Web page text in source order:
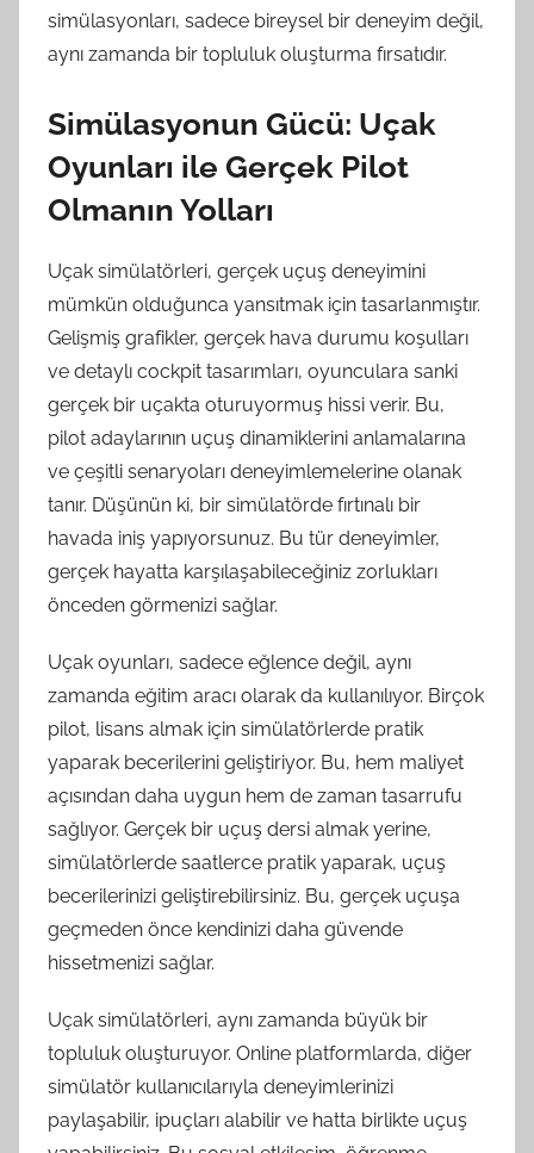
simülasyonları, sadece bireysel bir deneyim değil,
aynı zamanda bir topluluk oluşturma fırsatıdır.
Simülasyonun Gücü: Uçak
Oyunları ile Gerçek Pilot
Olmanın Yolları
Uçak simülatörleri, gerçek uçuş deneyimini
mümkün olduğunca yansıtmak için tasarlanmıştır.
Gelişmiş grafikler, gerçek hava durumu koşulları
ve detaylı cockpit tasarımları, oyunculara sanki
gerçek bir uçakta oturuyormuş hissi verir. Bu,
pilot adaylarının uçuş dinamiklerini anlamalarına
ve çeşitli senaryoları deneyimlemelerine olanak
tanır. Düşünün ki, bir simülatörde fırtınalı bir
havada iniş yapıyorsunuz. Bu tür deneyimler,
gerçek hayatta karşılaşabileceğiniz zorlukları
önceden görmenizi sağlar.
Uçak oyunları, sadece eğlence değil, aynı
zamanda eğitim aracı olarak da kullanılıyor. Birçok
pilot, lisans almak için simülatörlerde pratik
yaparak becerilerini geliştiriyor. Bu, hem maliyet
açısından daha uygun hem de zaman tasarrufu
sağlıyor. Gerçek bir uçuş dersi almak yerine,
simülatörlerde saatlerce pratik yaparak, uçuş
becerilerinizi geliştirebilirsiniz. Bu, gerçek uçuşa
geçmeden önce kendinizi daha güvende
hissetmenizi sağlar.
Uçak simülatörleri, aynı zamanda büyük bir
topluluk oluşturuyor. Online platformlarda, diğer
simülatör kullanıcılarıyla deneyimlerinizi
paylaşabilir, ipuçları alabilir ve hatta birlikte uçuş